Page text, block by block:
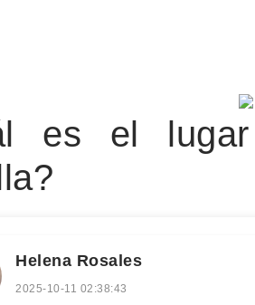
es el
Helena Rosales
2025-10-11 02:38:43